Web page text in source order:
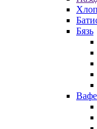
Бязь